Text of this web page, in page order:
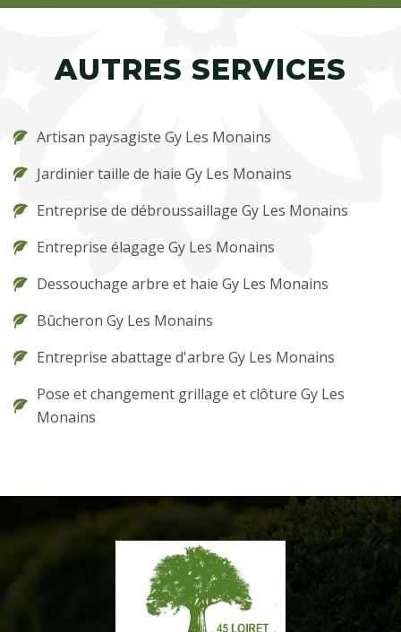
AUTRES SERVICES
Artisan paysagiste Gy Les Monains
Jardinier taille de haie Gy Les Monains
Entreprise de débroussaillage Gy Les Monains
Entreprise élagage Gy Les Monains
Dessouchage arbre et haie Gy Les Monains
Bûcheron Gy Les Monains
Entreprise abattage d'arbre Gy Les Monains
Pose et changement grillage et clôture Gy Les
Monains